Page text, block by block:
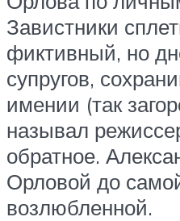
Завистники
фиктивный, но
супругов,
имении (так
называл
обратное.
Орловой до
возлюбленной.